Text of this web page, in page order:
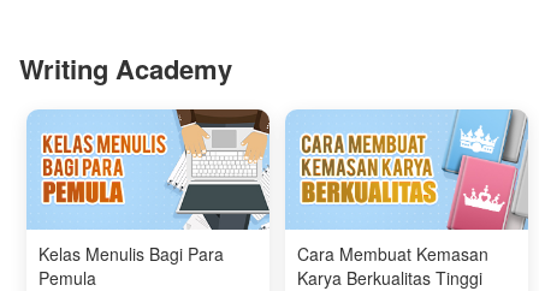
Writing Academy
Kelas Menulis Bagi Para
Pemula
Cara Membuat Kemasan
Karya Berkualitas Tinggi